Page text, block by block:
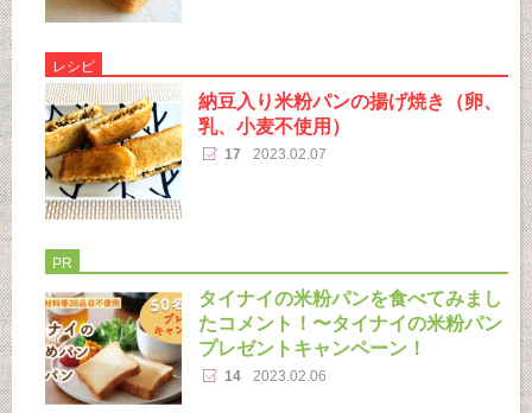
レシピ
納豆入り米粉パンの揚げ焼き（卵、
乳、小麦不使用）
17 2023.02.07
PR
タイナイの米粉パンを食べてみまし
たコメント！〜タイナイの米粉パン
プレゼントキャンペーン！
14 2023.02.06